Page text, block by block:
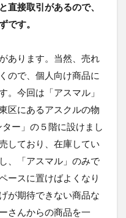
接取引があるので、
です。
あります。当然、売れ
ので、個人向け商品に
。今回は「アスマル」
区にあるアスクルの物
ー」の５階に設けまし
しており、在庫してい
、「アスマル」のみで
ースに置けばよくなり
が期待できない商品な
さんからの商品を一